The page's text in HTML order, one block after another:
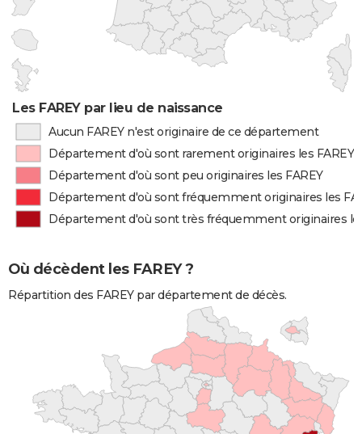
Les FAREY par lieu de naissance
Aucun FAREY n'est originaire de ce département
Département d'où sont rarement originaires les FAREY
Département d'où sont peu originaires les FAREY
Département d'où sont fréquemment originaires les
Département d'où sont très fréquemment originaires
Où décèdent les FAREY ?
Répartition des FAREY par département de décès.